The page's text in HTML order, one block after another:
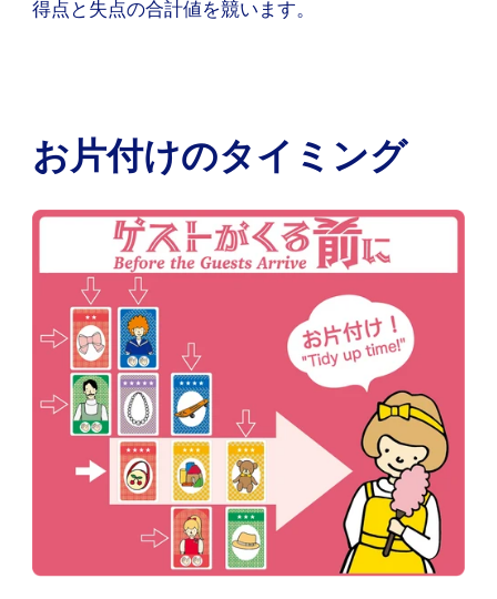
得点と失点の合計値を競います。
お片付けのタイミング